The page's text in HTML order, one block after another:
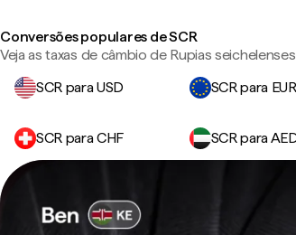
Conversões populares de SCR
Veja as taxas de câmbio de Rupias
SCR para USD
SCR para EUR
SCR para CHF SCR para